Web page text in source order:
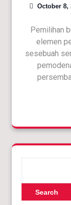
October 8,
Pemilihan
elemen
sesebuah
Search